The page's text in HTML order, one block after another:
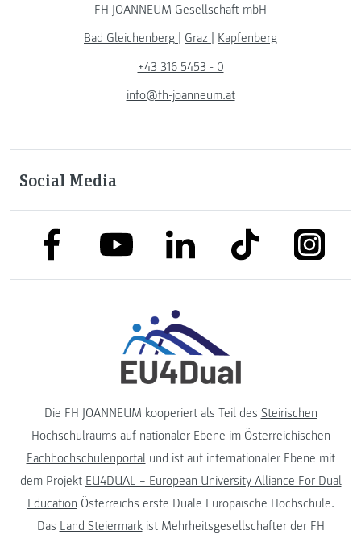
FH JOANNEUM Gesellschaft mbH
Bad Gleichenberg
Graz
Kapfenberg
+43 316 5453 - 0
info@fh-joanneum.at
Social Media
link to facebooklink to youtubelink to linkedinlink to tiktok
Die FH JOANNEUM kooperiert als Teil des Steirischen
Hochschulraums auf nationaler Ebene im Österreichischen
Fachhochschulenportalund ist auf internationaler Ebene mit
dem Projekt EU4DUAL – European University Alliance For Dual
Education Österreichs erste Duale Europäische Hochschule.
Das Land Steiermarkist Mehrheitsgesellschafter der FH